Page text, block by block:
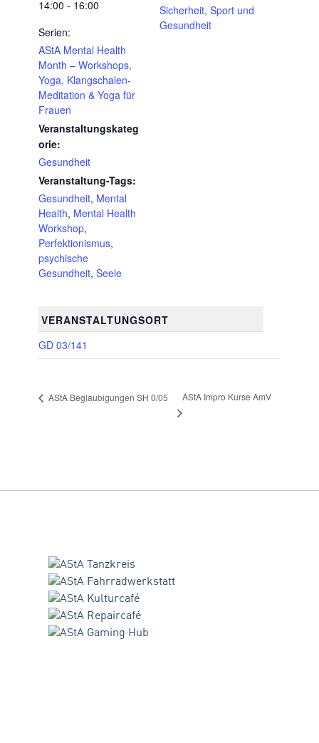
14:00 - 16:00
Serien:
AStA Mental Health
Month – Workshops,
Yoga, Klangschalen-
Meditation & Yoga für
Frauen
Veranstaltungskateg
orie:
Gesundheit
Veranstaltung-Tags:
Gesundheit, Mental
Health, Mental Health
Workshop,
Perfektionismus,
psychische
Gesundheit, Seele
VERANSTALTUNGSORT
GD 03/141
Sicherheit, Sport und
Gesundheit
AStA Beglaubigungen SH 0/05 AStA Impro Kurse AmV